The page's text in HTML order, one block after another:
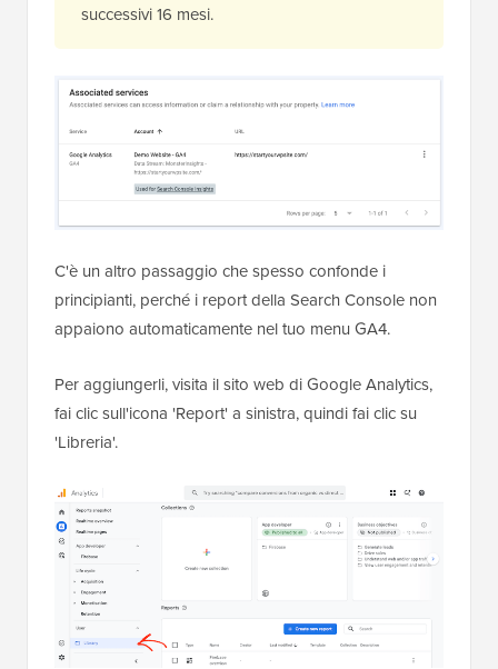
successivi 16 mesi.
C'è un altro passaggio che spesso confonde i
principianti, perché i report della Search Console non
appaiono automaticamente nel tuo menu GA4.
Per aggiungerli, visita il sito web di Google Analytics,
fai clic sull'icona 'Report' a sinistra, quindi fai clic su
'Libreria'.